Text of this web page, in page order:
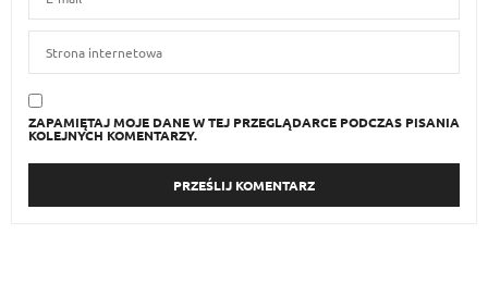
ZAPAMIĘTAJ MOJE DANE W TEJ PRZEGLĄDARCE PODCZAS PISANIA
KOLEJNYCH KOMENTARZY.